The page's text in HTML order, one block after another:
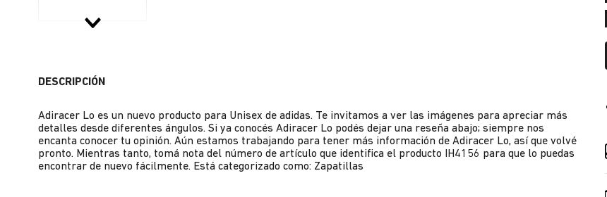
DESCRIPCIÓN
Adiracer Lo es un nuevo producto para Unisex de adidas. Te invitamos a ver las imágenes para apreciar más
detalles desde diferentes ángulos. Si ya conocés Adiracer Lo podés dejar una reseña abajo; siempre nos
encanta conocer tu opinión. Aún estamos trabajando para tener más información de Adiracer Lo, así que volvé
pronto. Mientras tanto, tomá nota del número de artículo que identifica el producto IH4156 para que lo puedas
encontrar de nuevo fácilmente. Está categorizado como: Zapatillas